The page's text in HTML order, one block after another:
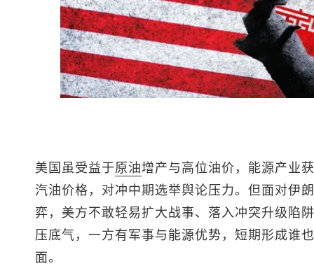
美国虽受益于原油增产与高位油价，能源产业
汽油价格，对冲中期选举舆论压力。但面对伊
弈，美方不敢轻易扩大战事、落入冲突升级陷
压底气，一方有军事与能源优势，短期形成谁
面。